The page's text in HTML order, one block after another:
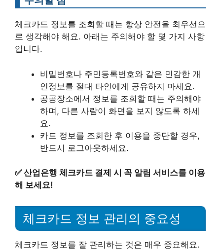
체크카드 정보를 조회할 때는 항상 안전을 최우선으
로 생각해야 해요. 아래는 주의해야 할 몇 가지 사항
입니다.
비밀번호나 주민등록번호와 같은 민감한 개
인정보를 절대 타인에게 공유하지 마세요.
공공장소에서 정보를 조회할 때는 주의해야
하며, 다른 사람이 화면을 보지 않도록 하세
요.
카드 정보를 조회한 후 이용을 중단할 경우,
반드시 로그아웃하세요.
✅산업은행 체크카드 결제 시 꼭 알림 서비스를 이용
해 보세요!
체크카드 정보 관리의 중요성
체크카드 정보를 잘 관리하는 것은 매우 중요해요.